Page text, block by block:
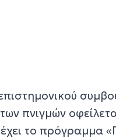
πνιγμών
το πρόγραμμα